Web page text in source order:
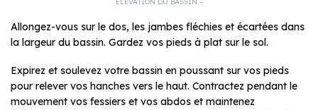
Allongez-vous sur le dos, les jambes fléchies et écartées dans
la largeur du bassin. Gardez vos pieds à plat sur le sol.
Expirez et soulevez votre bassin en poussant sur vos pieds
pour relever vos hanches vers le haut. Contractez pendant le
mouvement vos fessiers et vos abdos et maintenez